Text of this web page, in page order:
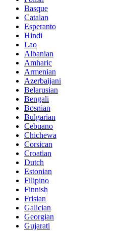
Basque
Catalan
Esperanto
Hindi
Lao
Albanian
Amharic
Armenian
Azerbaijani
Belarusian
Bengali
Bosnian
Bulgarian
Cebuano
Chichewa
Corsican
Croatian
Dutch
Estonian
Filipino
Finnish
Frisian
Galician
Georgian
Gujarati